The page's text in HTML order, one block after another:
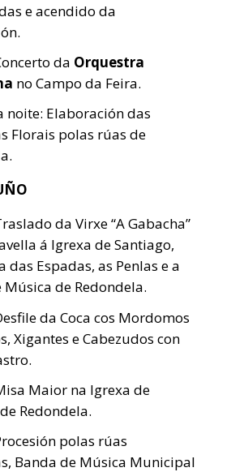
e acendido da
da Orquestra
no Campo da Feira.
noite: Elaboración das
Florais polas rúas de
da Virxe “A Gabacha”
á Igrexa de Santiago,
das Espadas, as Penlas e a
Música de Redondela.
da Coca cos Mordomos
Xigantes e Cabezudos con
Maior na Igrexa de
Redondela.
polas rúas
Banda de Música Municipal